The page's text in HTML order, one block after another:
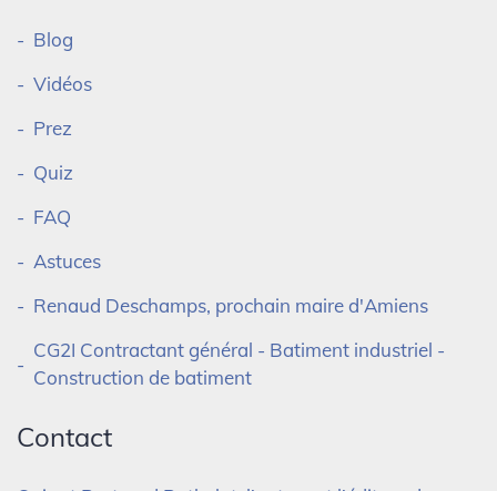
Blog
Vidéos
Prez
Quiz
FAQ
Astuces
Renaud Deschamps, prochain maire d'Amiens
CG2I Contractant général - Batiment industriel -
Construction de batiment
Contact